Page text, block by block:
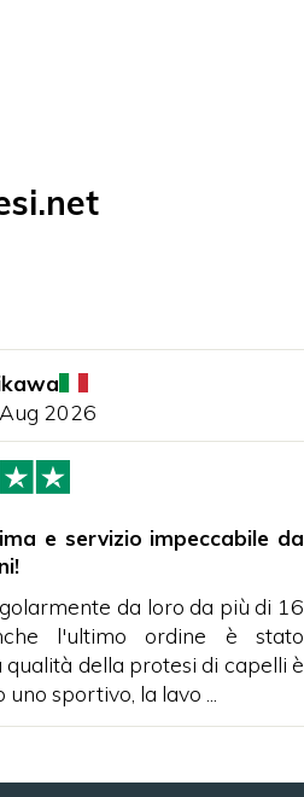
2026
e servizio impeccabile da
da loro da più di 16
l'ultimo ordine è stato
della protesi di capelli è
sportivo, la lavo ...